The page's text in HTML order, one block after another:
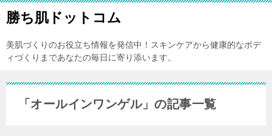
勝ち肌ドットコム
美肌づくりのお役立ち情報を発信中！スキンケアから健康的なボデ
ィづくりまであなたの毎日に寄り添います。
「オールインワンゲル」の記事一覧